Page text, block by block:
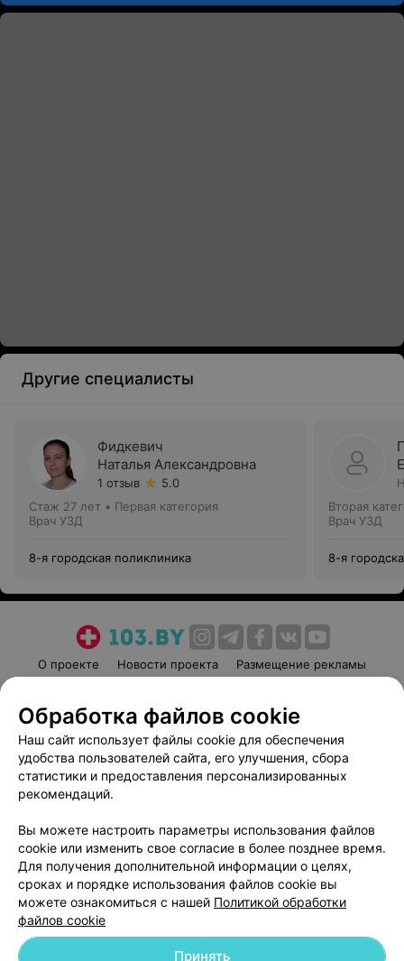
Другие специалисты
Фидкевич
Наталья Александровна
1 отзыв
5.0
Стаж 27 лет • Первая категория
Врач УЗД
8-я городская поликлиника
Вторая
Врач УЗД
8-я
О проекте Новости проекта
Размещение рекламы
Пользовательское соглашение
Способы оплаты
Вакансии
Партнеры
Написать руководителю 103.by
Обработка персональных данных
Обработка файлов cookie
Наш сайт использует файлы cookie для обеспечения
удобства пользователей сайта, его улучшения, сбора
статистики и предоставления персонализированных
рекомендаций.
Вы можете настроить параметры использования файлов
cookie или изменить свое согласие в более позднее время.
Для получения дополнительной информации о целях,
сроках и порядке использования файлов cookie вы
можете ознакомиться с нашей Политикой обработки
файлов cookie
Принять